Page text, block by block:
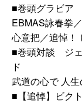
■巻頭グラビア
EBMAS詠春拳
心意把／追悼！
■巻頭対談 ジ
ド
武道の心で 人生
■ 【追悼】ビ